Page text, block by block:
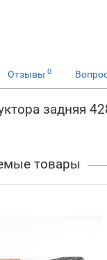
Отзывы 0
задняя
товары